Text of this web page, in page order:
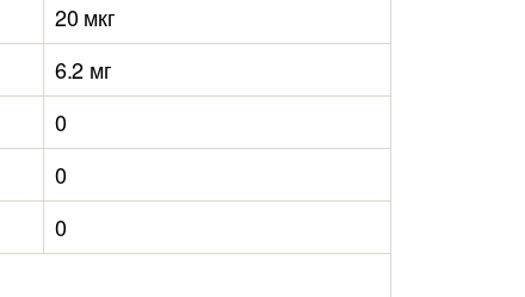
20 мкг
6.2 мг
0
0
0